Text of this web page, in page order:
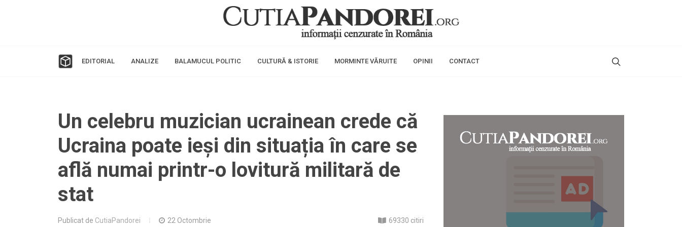
EDITORIAL ANALIZE BALAMUCUL POLITIC CULTURĂ & ISTORIE MORMINTE VĂRUITE OPINII CONTACT
Un celebru muzician ucrainean crede că
Ucraina poate ieși din situația în care se
află numai printr-o lovitură militară de
stat
Publicat de CutiaPandorei 22 Octombrie 69330 citiri